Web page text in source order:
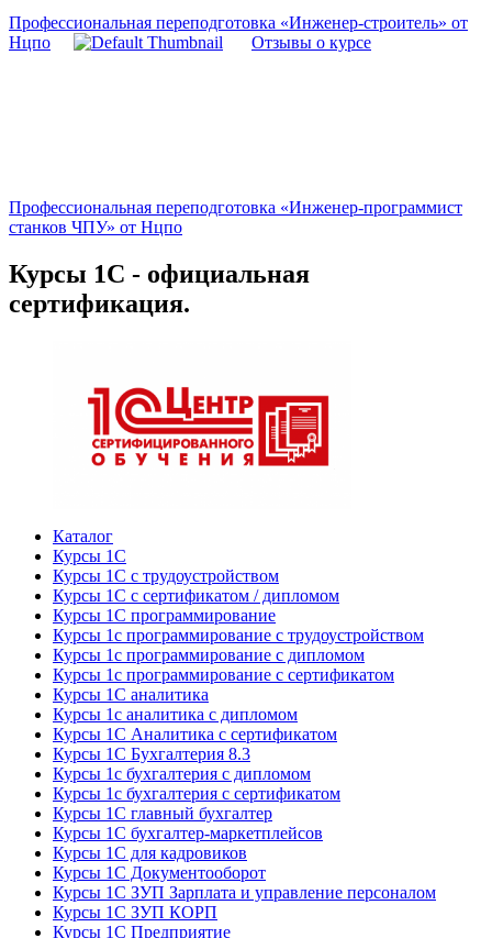
Профессиональная переподготовка «Инженер-строитель» от
Нцпо
Отзывы о курсе
Профессиональная переподготовка «Инженер-программист
станков ЧПУ» от Нцпо
Курсы 1С - официальная
сертификация.
Каталог
Курсы 1С
Курсы 1С с трудоустройством
Курсы 1С с сертификатом / дипломом
Курсы 1С программирование
Курсы 1с программирование с трудоустройством
Курсы 1с программирование с дипломом
Курсы 1с программирование с сертификатом
Курсы 1С аналитика
Курсы 1с аналитика с дипломом
Курсы 1С Аналитика с сертификатом
Курсы 1С Бухгалтерия 8.3
Курсы 1с бухгалтерия с дипломом
Курсы 1с бухгалтерия с сертификатом
Курсы 1С главный бухгалтер
Курсы 1С бухгалтер-маркетплейсов
Курсы 1С для кадровиков
Курсы 1С Документооборот
Курсы 1С ЗУП Зарплата и управление персоналом
Курсы 1С ЗУП КОРП
Курсы 1С Предприятие